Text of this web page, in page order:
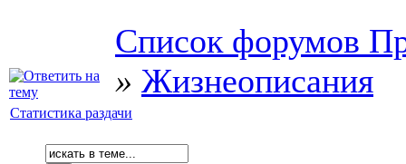
Список форумов
» Жизнеописания
Статистика раздачи